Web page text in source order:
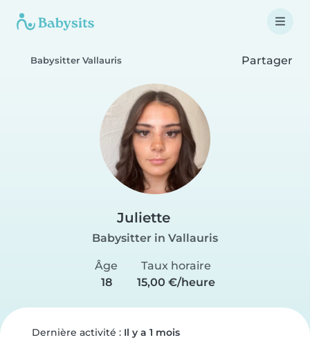
Babysitter Vallauris Partager
Juliette
Babysitter in Vallauris
Âge
18
Taux horaire
15,00 €/heure
Dernière activité : Il y a 1 mois